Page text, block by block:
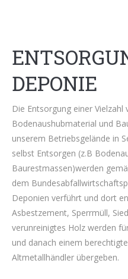
DEPONIE
Die Entsorgung einer
Bodenaushubmaterial und
unserem Betriebsgelände in
selbst Entsorgen (z.B
Baurestmassen)werden
dem
Deponien verführt und dort
Asbestzement, Sperrmüll,
verunreinigtes Holz werden
und danach einem
Altmetallhändler übergeben.